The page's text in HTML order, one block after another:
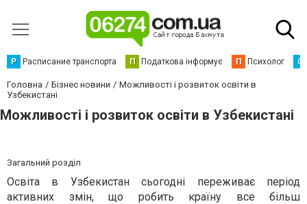
Р Расписание транспорта П Податкова інформує П Психолог С
Головна Бізнес новини
Можливості і розвиток освіти в
Узбекистані
Можливості і розвиток освіти в Узбекистані
Загальний розділ
Освіта в Узбекистан сьогодні переживає період
активних змін, що робить країну все більш